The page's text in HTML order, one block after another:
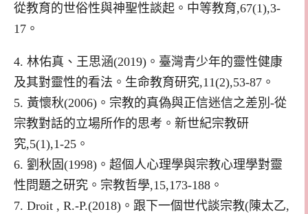
從教育的世俗性與神聖性談起。中等教育,67(1),3-
17。
4. 林佑真、王思涵(2019)。臺灣青少年的靈性健康
及其對靈性的看法。生命教育研究,11(2),53-87。
5. 黃懷秋(2006)。宗教的真偽與正信迷信之差別-從
宗教對話的立場所作的思考。新世紀宗教研
究,5(1),1-25。
6. 劉秋固(1998)。超個人心理學與宗教心理學對靈
性問題之研究。宗教哲學,15,173-188。
7. Droit , R.-P.(2018)。跟下一個世代談宗教(陳太乙,